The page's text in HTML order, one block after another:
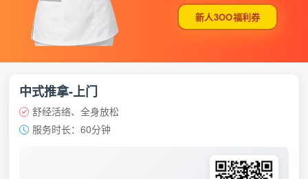
新人3OO福利券
中式推拿-上门
舒经活络、全身放松
服务时长：60分钟